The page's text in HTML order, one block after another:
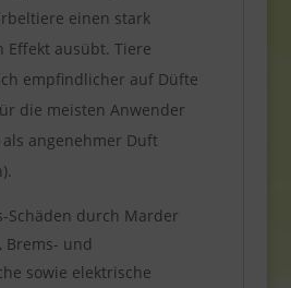
einen stark
Effekt ausübt. Tiere
empfindlicher auf Düfte
die meisten Anwender
als angenehmer Duft
Schäden durch Marder
Brems- und
sowie elektrische